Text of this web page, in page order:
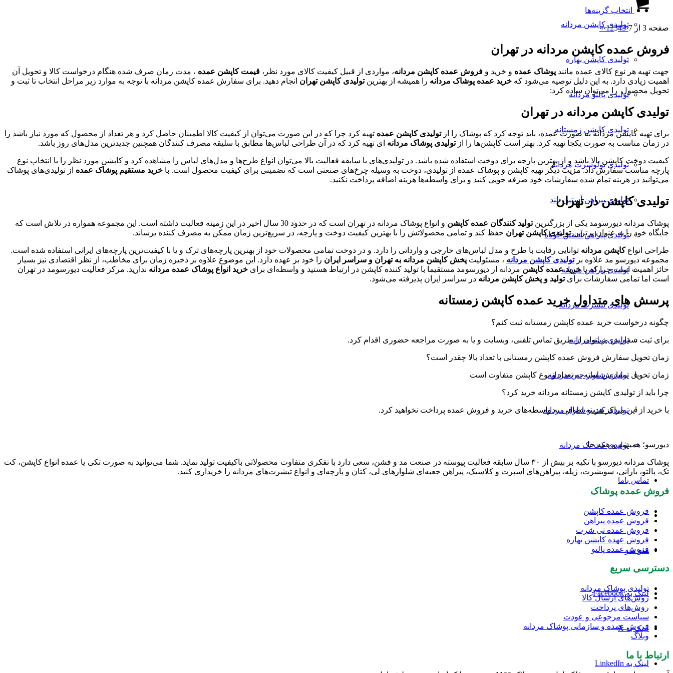
تولیدی کاپشن مردانه
تولیدی کاپشن بهاره
تولیدی پالتو مردانه
تولیدی کاپشن زمستانه
تولیدی پولوشرت مردانه
تولیدی پیراهن آستین بلند
تولیدی پیراهن آستین کوتاه
تولیدی پیراهن مردانه
تولیدی تیشرت مردانه
تولیدی ژیله مردانه
تولیدی شلوار جین مردانه
تولیدی کت و شلوار مردانه
تولیدی کت تک مردانه
تماس باما
منو منو
لینک به Facebook
لینک به X
لینک به LinkedIn
ممکن
است
صفحه
محصول
انتخاب
شوند
انتخاب گزینه‌ها
دارای
انواع
می
باشد.
ها
ممکن
است
در
صفحه
محصول
انتخاب
شوند
صفحه 3 از 7 ‹
12345
›
»
فروش عمده کاپشن مردانه در تهران
جهت تهیه هر نوع کالای عمده مانند پوشاک عمده و خرید و فروش عمده کاپشن مردانه، مواردی از قبیل کیفیت کالای مورد نظر، قیمت کاپشن عمده ، مدت زمان صرف شده هنگام درخواست کالا و تحویل آن
اهمیت زیادی دارد. به این دلیل توصیه می‌شود که خرید عمده پوشاک مردانه را همیشه از بهترینتولیدی کاپشن تهران انجام دهید. برای سفارش عمده کاپشن مردانه با توجه به موارد زیر مراحل انتخاب تا ثبت و
تحویل محصول را می‌توان ساده کرد:
تولیدی کاپشن مردانه در تهران
برای تهیه کاپشن مردانه به صورت عمده، باید توجه کرد که پوشاک را ازتولیدی کاپشن عمده تهیه کرد چرا که در این صورت می‌توان از کیفیت کالا اطمینان حاصل کرد و هر تعداد از محصول که مورد نیاز باشد را
در زمان مناسب به صورت یکجا تهیه کرد. بهتر است کاپشن‌ها را ازتولیدی پوشاک مردانه ای تهیه کرد که در آن طراحی لباس‌ها مطابق با سلیقه مصرف کنندگان همچنین جدیدترین مدل‌های روز باشد.
کیفیت دوخت کاپشن بالا باشد و از بهترین پارچه برای دوخت استفاده شده باشد. در تولیدی‌های با سابقه فعالیت بالا می‌توان انواع طرح‌ها و مدل‌های لباس را مشاهده کرد و کاپشن مورد نظر را با انتخاب نوع
پارچه مناسب سفارش داد. مزیت دیگر تهیه کاپشن و پوشاک عمده از تولیدی، دوخت به وسیله چرخ‌های صنعتی است که تضمینی برای کیفیت محصول است. با خرید مستقیم پوشاک عمده از تولیدی‌های پوشاک
می‌توانید در هزینه تمام شده سفارشات خود صرفه جویی کنید و برای واسطه‌ها هزینه اضافه پرداخت نکنید.
تولیدی کاپشن در تهران
پوشاک مردانه دیورسومد یکی از بزرگترینتولید کنندگان عمده کاپشن
و انواع پوشاک مردانه در تهران است که در حدود 30 سال اخیر در این زمینه فعالیت داشته است. این مجموعه همواره در تلاش است که
جایگاه خود را به عنوان برترینتولیدی کاپشن تهران حفظ کند و تمامی محصولاتش را با بهترین کیفیت دوخت و پارچه، در سریع‌ترین زمان ممکن به مصرف کننده برساند.
طراحی انواعکاپشن مردانه توانایی رقابت با طرح و مدل لباس‌های خارجی و وارداتی را دارد. و در دوخت تمامی محصولات خود از بهترین پارچه‌های ترک و یا با کیفیت‌ترین پارچه‌های ایرانی استفاده شده است.
مجموعه دیورسو مد علاوه برتولیدی کاپشن مردانه ، مسئولیت پخش کاپشن مردانه به تهران و سراسر ایران را خود بر عهده دارد. این موضوع علاوه بر ذخیره زمان برای مخاطب، از نظر اقتصادی نیز بسیار
حائز اهمیت است چرا که باخرید عمده کاپشن مردانه از دیورسومد مستقیما با تولید کننده کاپشن در ارتباط هستید و واسطه‌ای برای خرید انواع پوشاک عمده مردانه ندارید. مرکز فعالیت دیورسومد در تهران
است اما تمامی سفارشات برایتولید و پخش کاپشن مردانه در سراسر ایران پذیرفته می‌شود.
پرسش های متداول خرید عمده کاپشن زمستانه
چگونه درخواست خرید عمده کاپشن زمستانه ثبت کنم؟
برای ثبت سفارش می‌توان از طریق تماس تلفنی، وبسایت و یا به صورت مراجعه حضوری اقدام کرد.
زمان تحویل سفارش فروش عمده کاپشن زمستانی با تعداد بالا چقدر است؟
زمان تحویل سفارش بسته به تعداد و نوع کاپشن متفاوت است
چرا باید از تولیدی کاپشن زمستانه مردانه خرید کرد؟
با خرید از این مراکز هزینه اضافی به واسطه‌های خرید و فروش عمده پرداخت نخواهید کرد.
دیورسو؛ همیشه و همه جا
پوشاک مردانه دیورسو با تکیه بر بیش از ۳۰ سال سابقه فعالیت پیوسته در صنعت مد و فشن، سعی دارد با تفکری متفاوت محصولاتی باکیفیت تولید نماید. شما می‌توانید به صورت تکی یا عمده انواع کاپشن، کت
تک، پالتو، بارانی، سویشرت، ژیله، پیراهن‌های اسپرت و کلاسیک، پیراهن جعبه‌ای شلوارهای لی، کتان و پارچه‌ای و انواع تیشرت‌هاي مردانه را خریداری کنید.
فروش عمده پوشاک
فروش عمده کاپشن
فروش عمده پیراهن
فروش عمده تی شرت
فروش عهده کاپشن بهاره
فروش عمده پالتو
دسترسی سریع
تولیدی پوشاک مردانه
روش‌های ارسال کالا
روش‌های پرداخت
سیاست مرجوعی و عودت
فروش عمده و سازمانی پوشاک مردانه
وبلاگ
ارتباط با ما